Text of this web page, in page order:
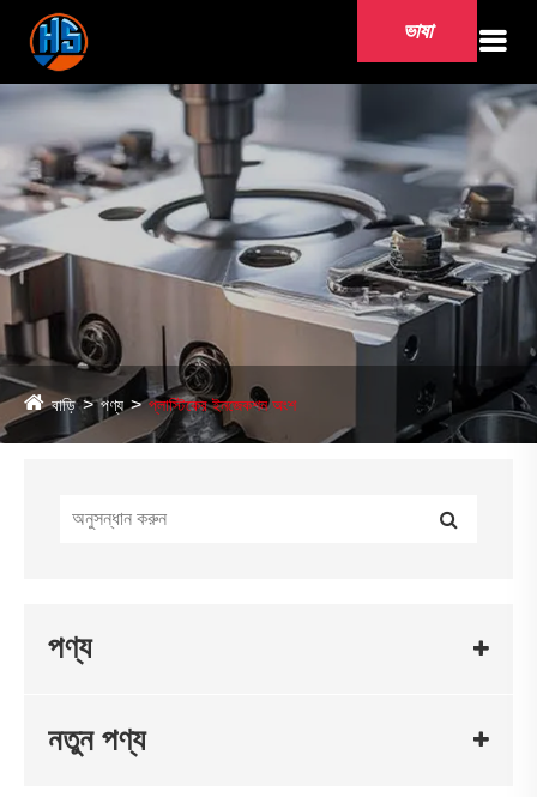
ভাষা
বাড়ি পণ্য প্লাস্টিকের ইনজেকশন অংশ
পণ্য
নতুন পণ্য